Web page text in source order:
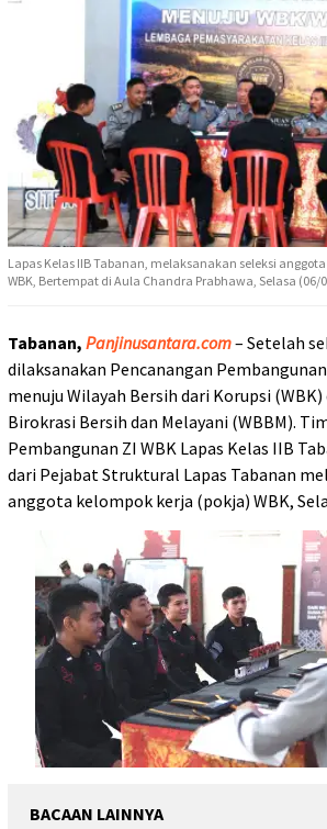
Lapas Kelas IIB Tabanan, melaksanakan seleksi
WBK, Bertempat di Aula Chandra Prabhawa, Selasa (06/
Tabanan, Panjinusantara.com– Setelah
dilaksanakan Pencanangan
menuju Wilayah Bersih dari Korupsi (WBK)
Birokrasi Bersih dan Melayani (WBBM).
Pembangunan ZI WBK Lapas Kelas IIB
dari Pejabat Struktural Lapas Tabanan
anggota kelompok kerja (pokja) WBK,
BACAAN LAINNYA